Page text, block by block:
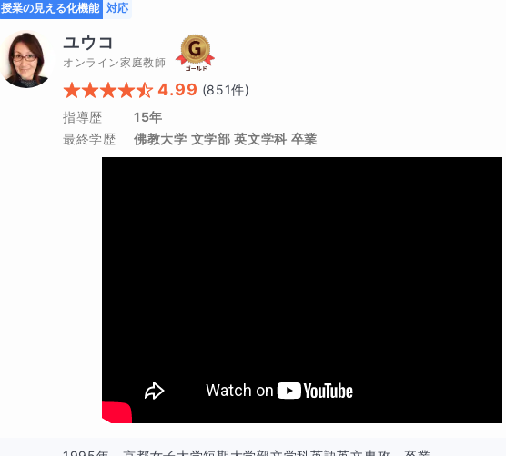
授業の見える化機能 対応
ユウコ
オンライン家庭教師
4.99 (851件)
指導歴
15年
最終学歴
佛教大学 文学部 英文学科 卒業